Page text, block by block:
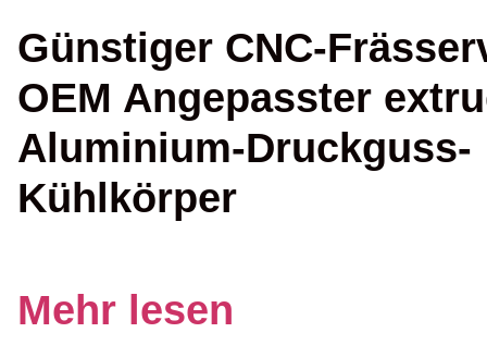
Günstiger CNC-
OEM Angepasster
Aluminium-Druckguss-
Kühlkörper
Mehr lesen